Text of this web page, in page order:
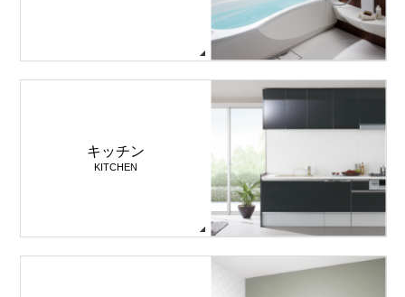
キッチン
KITCHEN